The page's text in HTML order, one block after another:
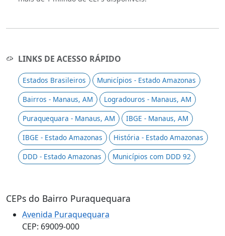
LINKS DE ACESSO RÁPIDO
Estados Brasileiros
Municípios - Estado Amazonas
Bairros - Manaus, AM
Logradouros - Manaus, AM
Puraquequara - Manaus, AM
IBGE - Manaus, AM
IBGE - Estado Amazonas
História - Estado Amazonas
DDD - Estado Amazonas
Municípios com DDD 92
CEPs do Bairro Puraquequara
Avenida Puraquequara
CEP: 69009-000